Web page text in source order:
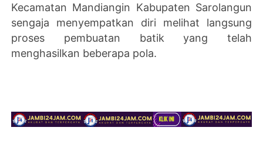
Kecamatan Mandiangin Kabupaten Sarolangun
sengaja menyempatkan diri melihat langsung
proses pembuatan batik yang telah
menghasilkan beberapa pola.